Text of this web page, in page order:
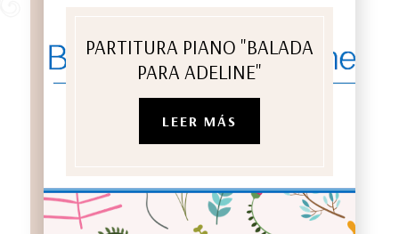
PARTITURA PIANO "BALADA
PARA ADELINE"
LEER MÁS